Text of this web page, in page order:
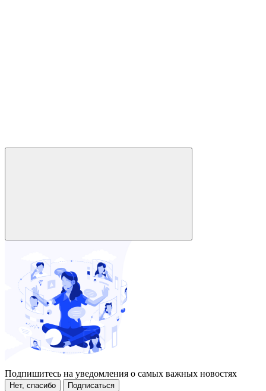
Подпишитесь на уведомления о самых важных новостях
Нет, спасибо Подписаться